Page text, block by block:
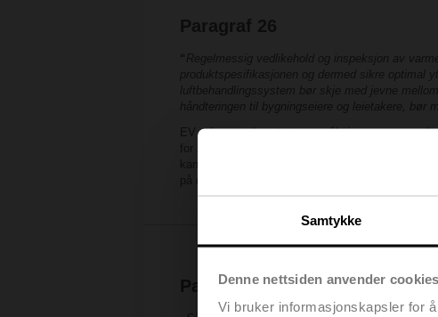
Samtykke
Denne nettsiden anvender cookies
Vi bruker informasjonskapsler for
Paragraf 26
“ Regelmessig vedlikehold og inspeksjon av
produktspesifikasjonen og dermed sikre optimal
luftbehandlingssystem bør skje med jevne
håndteringen til bygningseiere og leietakere, bør
EV utfører en konstant overvåkning av
for selv den mest uerfarne operatør å korrigere
kan be om hjelp fra en av ekspertene til Belimo,
Paragraf 28